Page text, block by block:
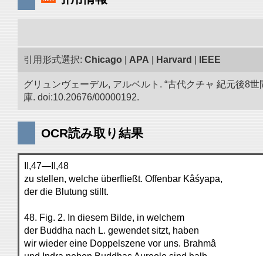
引用形式選択: Chicago APA Harvard IEEE
グリュンヴェーデル, アルベルト. “古代クチャ 紀元後8
庫. doi:10.20676/00000192.
OCR読み取り結果
II,47—II,48
zu stellen, welche überfließt. Offenbar Kâśyapa,
der die Blutung stillt.
48. Fig. 2. In diesem Bilde, in welchem
der Buddha nach L. gewendet sitzt, haben
wir wieder eine Doppelszene vor uns. Brahmâ